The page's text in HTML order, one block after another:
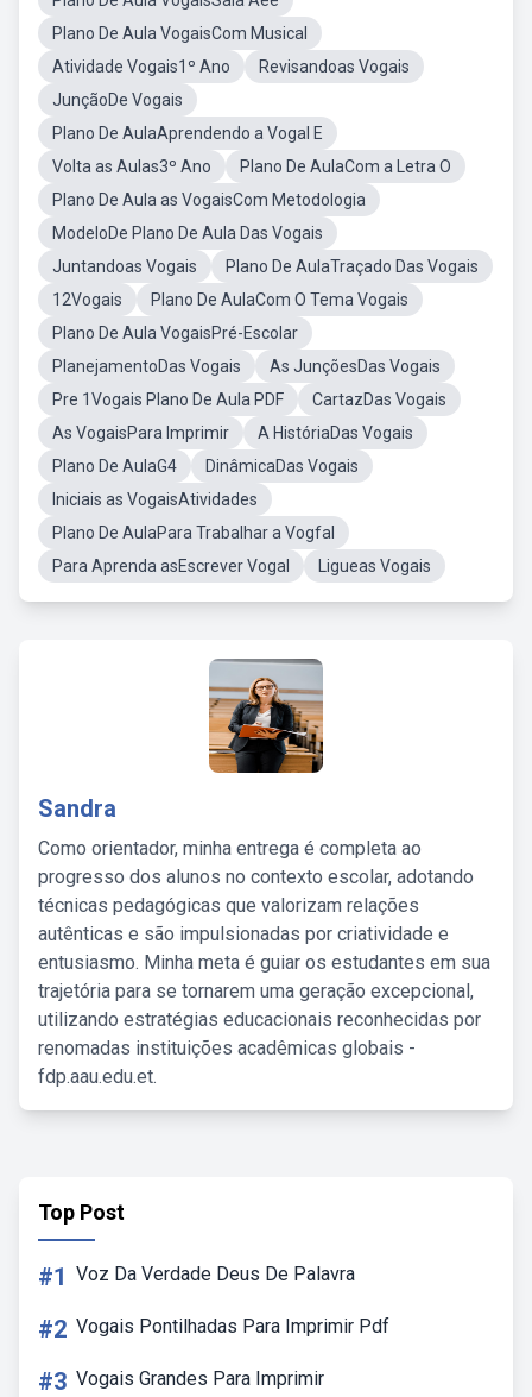
Plano De Aula VogaisCom Musical
Atividade Vogais1º Ano
Revisandoas Vogais
JunçãoDe Vogais
Plano De AulaAprendendo a Vogal E
Volta as Aulas3º Ano
Plano De AulaCom a Letra O
Plano De Aula as VogaisCom Metodologia
ModeloDe Plano De Aula Das Vogais
Juntandoas Vogais
Plano De AulaTraçado Das Vogais
12Vogais
Plano De AulaCom O Tema Vogais
Plano De Aula VogaisPré-Escolar
PlanejamentoDas Vogais
As JunçõesDas Vogais
Pre 1Vogais Plano De Aula PDF
CartazDas Vogais
As VogaisPara Imprimir
A HistóriaDas Vogais
Plano De AulaG4
DinâmicaDas Vogais
Iniciais as VogaisAtividades
Plano De AulaPara Trabalhar a Vogfal
Para Aprenda asEscrever Vogal
Ligueas Vogais
Sandra
Como orientador, minha entrega é completa ao
progresso dos alunos no contexto escolar, adotando
técnicas pedagógicas que valorizam relações
autênticas e são impulsionadas por criatividade e
entusiasmo. Minha meta é guiar os estudantes em sua
trajetória para se tornarem uma geração excepcional,
utilizando estratégias educacionais reconhecidas por
renomadas instituições acadêmicas globais -
fdp.aau.edu.et.
Top Post
#1 Voz Da Verdade Deus De Palavra
#2 Vogais Pontilhadas Para Imprimir Pdf
#3 Vogais Grandes Para Imprimir